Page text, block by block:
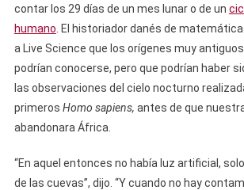
contar los 29 días de un mes lunar o de un
humano El historiador danés de
a Live Science que los orígenes muy
podrían conocerse, pero que podrían haber
las observaciones del cielo nocturno
primeros Homo sapiens, antes de que
abandonara África.
“En aquel entonces no había luz artificial,
de las cuevas”, dijo. “Y cuando no hay